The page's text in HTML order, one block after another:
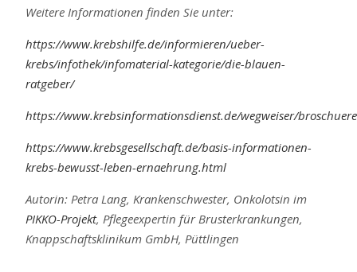
Weitere Informationen finden Sie unter:
https://www.krebshilfe.de/informieren/ueber-
krebs/infothek/infomaterial-kategorie/die-blauen-
ratgeber/
https://www.krebsinformationsdienst.de/wegweiser/
https://www.krebsgesellschaft.de/basis-informationen-
krebs-bewusst-leben-ernaehrung.html
Autorin: Petra Lang, Krankenschwester, Onkolotsin im
PIKKO-Projekt, Pflegeexpertin für Brusterkrankungen,
Knappschaftsklinikum GmbH, Püttlingen